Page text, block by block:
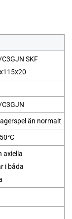
SKF
än normalt
axiella
i båda